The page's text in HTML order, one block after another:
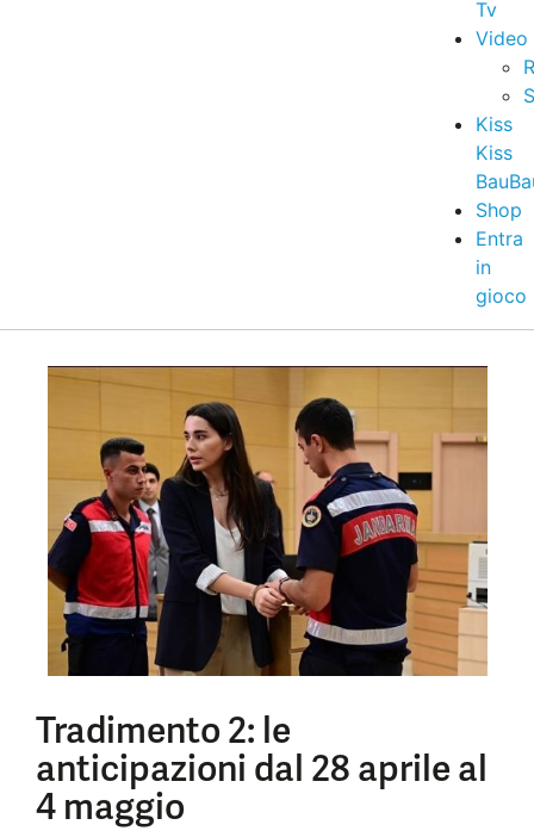
Tv
Video
Kiss
Kiss
Shop
Entra
in
gioco
Tradimento 2: le
anticipazioni dal 28 aprile al
4 maggio